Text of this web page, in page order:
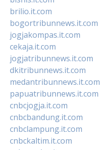
brilio.it.com
bogortribunnews.it.com
jogjakompas.it.com
cekaja.it.com
jogjatribunnews.it.com
dkitribunnews.it.com
medantribunnews.it.com
papuatribunnews.it.com
cnbcjogja.it.com
cnbcbandung.it.com
cnbclampung.it.com
cnbckaltim.it.com